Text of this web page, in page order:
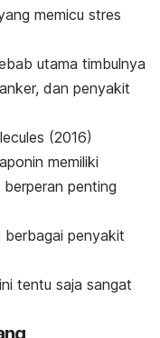
memicu stres
utama timbulnya
dan penyakit
(2016)
memiliki
penting
berbagai penyakit
tentu saja sangat